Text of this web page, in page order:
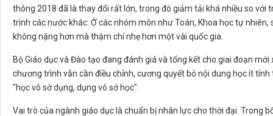
thông 2018 đã là thay đổi rất lớn, trong đó giảm tải khá nhiều so với
trình các nước khác. Ở các nhóm môn như Toán, Khoa học tự
không nặng hơn mà thậm chí nhẹ hơn một vài quốc gia.
Bộ Giáo dục và Đào tạo đang đánh giá và tổng kết cho giai đoạn
chương trình vẫn cần điều chỉnh, cương quyết bỏ nội dung học ít
"học vô sở dụng, dụng vô sở học".
Vai trò của ngành giáo dục là chuẩn bị nhân lực cho thời đại. Trong